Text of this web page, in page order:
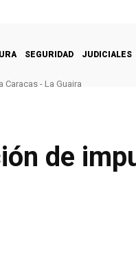
SEGURIDAD JUDICIALES
- La Guaira
de